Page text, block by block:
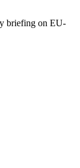
briefing on EU-